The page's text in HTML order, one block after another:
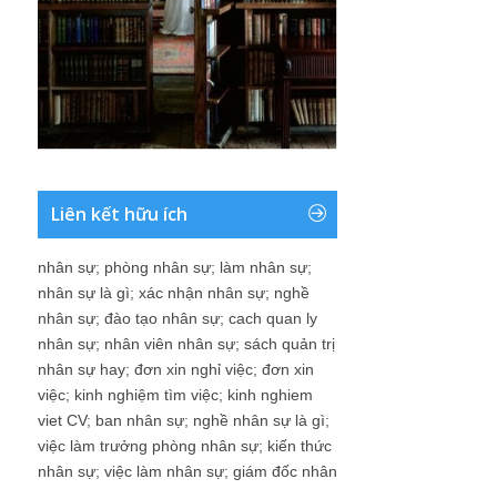
Liên kết hữu ích
nhân sự; phòng nhân sự; làm nhân sự;
nhân sự là gì; xác nhận nhân sự; nghề
nhân sự; đào tạo nhân sự; cach quan ly
nhân sự; nhân viên nhân sự; sách quản trị
nhân sự hay; đơn xin nghỉ việc; đơn xin
việc; kinh nghiệm tìm việc; kinh nghiem
viet CV; ban nhân sự; nghề nhân sự là gì;
việc làm trưởng phòng nhân sự; kiến thức
nhân sự; việc làm nhân sự; giám đốc nhân